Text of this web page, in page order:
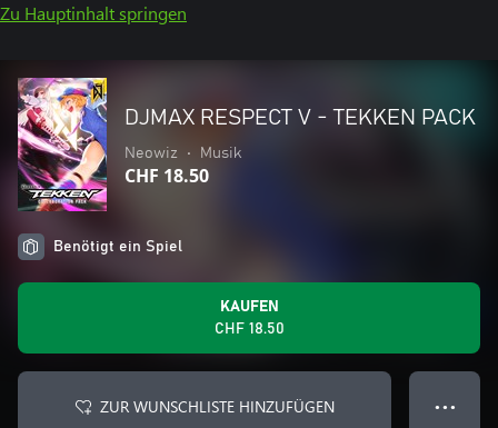
Zu Hauptinhalt springen
DJMAX RESPECT V - TEKKEN PACK
Neowiz • Musik
CHF 18.50
Benötigt ein Spiel
KAUFEN
CHF 18.50
ZUR WUNSCHLISTE HINZUFÜGEN ● ● ●